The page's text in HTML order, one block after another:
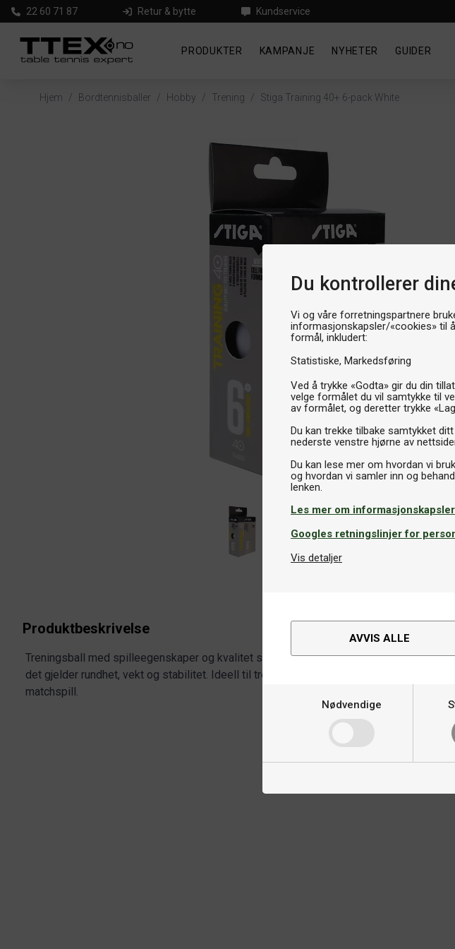
Du kontrollerer
Vi og våre forretningspartnere
informasjonskapsler/«cookies» til
formål, inkludert:
Statistiske Markedsføring
Ved å trykke «Godta» gir du din
velge formålet du vil samtykke til
av formålet, og deretter trykke
Du kan trekke tilbake samtykket
nederste venstre hjørne av
Du kan lese mer om hvordan vi
og hvordan vi samler inn og
Les mer om informasjonskapsler
Googles retningslinjer for
Vis detaljer
AVVIS ALLE
Nødvendige
22 60 71 87 Retur & bytte Kundservice
PRODUKTER KAMPANJE NYHETER GUIDER
Hjem / Bordtennisballer / Hobby / Trening / Stiga Training 40+ 6-pack White
Produktbeskrivelse
Treningsball med spilleegenskaper og kvalitet som er lik de fleste konkurranseballer
det gjelder rundhet, vekt og stabilitet. Ideell til trening med mange baller, robottrening og
matchspill.